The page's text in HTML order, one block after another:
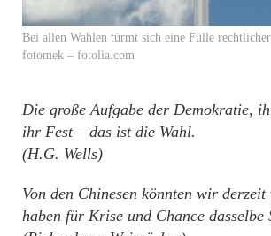
Bei allen Wahlen türmt sich eine Fülle
fotomek – fotolia.com
Die große Aufgabe der Demokratie,
ihr Fest – das ist die Wahl.
(H.G. Wells)
Von den Chinesen könnten wir
haben für Krise und Chance dasselbe